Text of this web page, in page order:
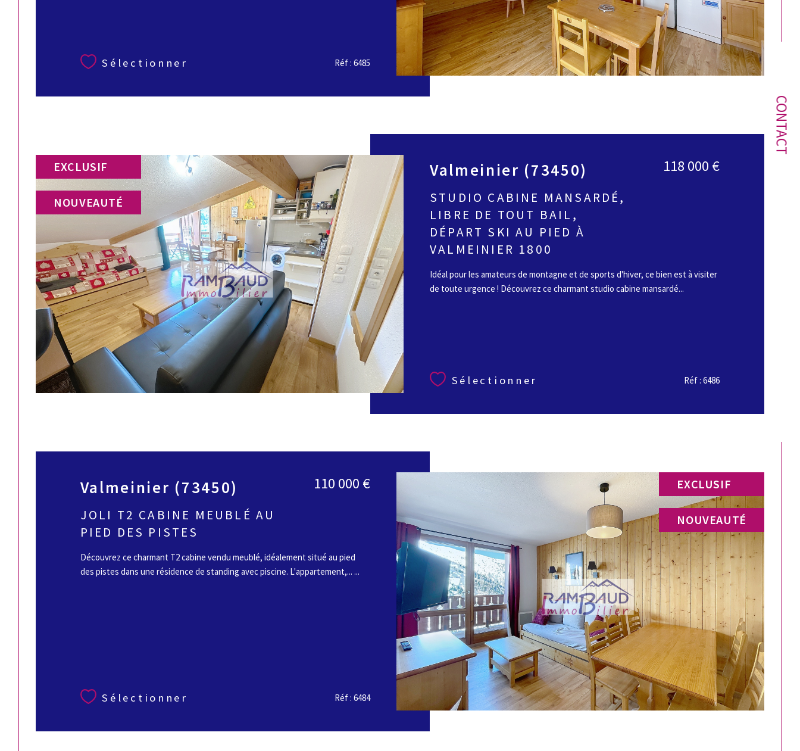
CONTACT
Sélectionner Réf : 6485
Valmeinier (73450)
STUDIO CABINE MANSARDÉ,
LIBRE DE TOUT BAIL,
DÉPART SKI AU PIED À
VALMEINIER 1800
118 000 €
Idéal pour les amateurs de montagne et de sports d'hiver, ce bien est à visiter
de toute urgence ! Découvrez ce charmant studio cabine mansardé...
Sélectionner Réf : 6486
EXCLUSIF
NOUVEAUTÉ
Valmeinier (73450)
JOLI T2 CABINE MEUBLÉ AU
PIED DES PISTES
110 000 €
Découvrez ce charmant T2 cabine vendu meublé, idéalement situé au pied
des pistes dans une résidence de standing avec piscine. L'appartement,... ...
Sélectionner Réf : 6484
EXCLUSIF
NOUVEAUTÉ